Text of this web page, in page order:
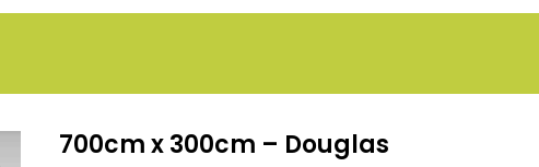
700cm x 300cm – Douglas